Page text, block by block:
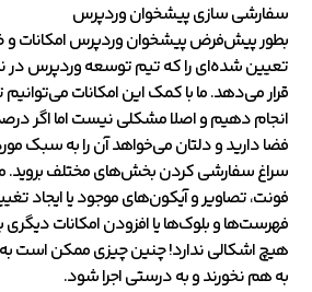
سفارشی سازی پیشخوان وردپرس
بطور پیش‌فرض پیشخوان وردپرس امکانات
تعیین شده‌ای را که تیم توسعه وردپرس در
قرار می‌دهد. ما با کمک این امکانات
انجام دهیم و اصلا مشکلی نیست اما اگر
فضا دارید و دلتان می‌خواهد آن را به سبک
سراغ سفارشی کردن بخش‌های مختلف بروید.
فونت، تصاویر و آیکون‌های موجود یا ایجاد
فهرست‌ها و بلوک‌ها یا افزودن امکانات
هیچ اشکالی ندارد! چنین چیزی ممکن است
به هم نخورند و به درستی اجرا شود.